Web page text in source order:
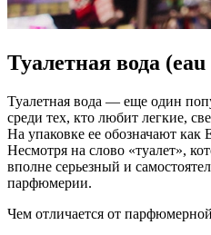
Туалетная вода
Туалетная вода — еще один
среди тех, кто любит легкие,
На упаковке ее обозначают как
Несмотря на слово «туалет»,
вполне серьезный и
парфюмерии.
Чем отличается от